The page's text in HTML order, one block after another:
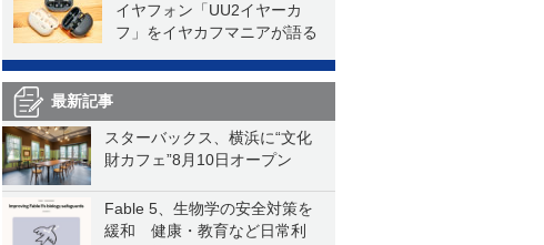
イヤフォン「UU2イヤーカ
フ」をイヤカフマニアが語る
最新記事
スターバックス、横浜に“文化
財カフェ”8月10日オープン
Fable 5、生物学の安全対策を
緩和 健康・教育など日常利